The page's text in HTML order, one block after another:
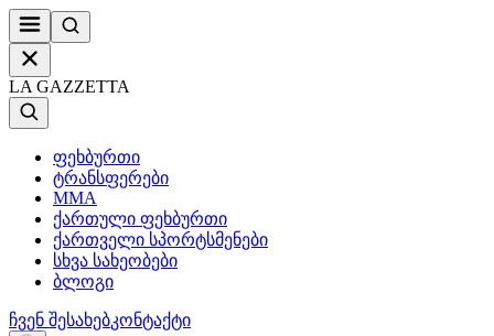
LA GAZZETTA
ფეხბურთი
ტრანსფერები
MMA
ქართული ფეხბურთი
ქართველი სპორტსმენები
სხვა სახეობები
ბლოგი
ჩვენ შესახებკონტაქტი